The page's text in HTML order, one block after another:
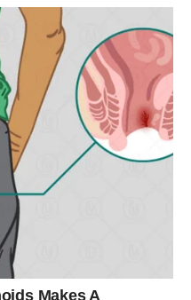
PO
perioda u skorijem
nemir, potrebu za
tamo gde ste bili.